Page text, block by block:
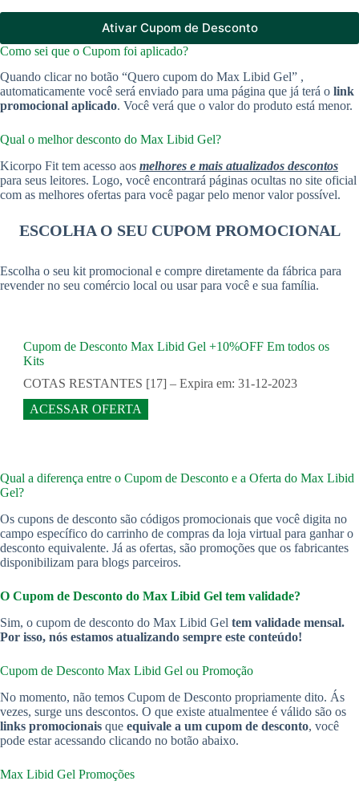
Ativar Cupom de Desconto
Como sei que o Cupom foi aplicado?
Quando clicar no botão “Quero cupom do Max Libid Gel” ,
automaticamente você será enviado para uma página que já terá o link
promocional aplicado. Você verá que o valor do produto está menor.
Qual o melhor desconto do Max Libid Gel?
Kicorpo Fit tem acesso aos melhores e mais atualizados descontos
para seus leitores. Logo, você encontrará páginas ocultas no site oficial
com as melhores ofertas para você pagar pelo menor valor possível.
ESCOLHA O SEU CUPOM PROMOCIONAL
Escolha o seu kit promocional e compre diretamente da fábrica para
revender no seu comércio local ou usar para você e sua família.
Cupom de Desconto Max Libid Gel +10%OFF Em todos os
Kits
COTAS RESTANTES [17] – Expira em: 31-12-2023
ACESSAR OFERTA
Qual a diferença entre o Cupom de Desconto e a Oferta do Max Libid
Gel?
Os cupons de desconto são códigos promocionais que você digita no
campo específico do carrinho de compras da loja virtual para ganhar o
desconto equivalente. Já as ofertas, são promoções que os fabricantes
disponibilizam para blogs parceiros.
O Cupom de Desconto do Max Libid Gel tem validade?
Sim, o cupom de desconto do Max Libid Gel tem validade mensal.
Por isso, nós estamos atualizando sempre este conteúdo!
Cupom de Desconto Max Libid Gel ou Promoção
No momento, não temos Cupom de Desconto propriamente dito. Ás
vezes, surge uns descontos. O que existe atualmentee é válido são os
links promocionais que equivale a um cupom de desconto, você
pode estar acessando clicando no botão abaixo.
Max Libid Gel Promoções